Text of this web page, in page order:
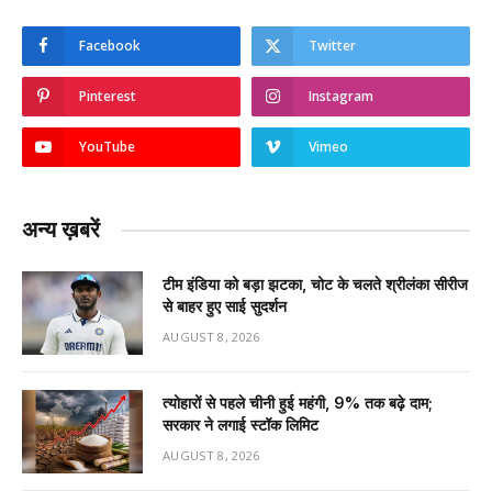
Facebook Twitter
Pinterest Instagram
YouTube Vimeo
अन्य ख़बरें
टीम इंडिया को बड़ा झटका, चोट के चलते श्रीलंका सीरीज
से बाहर हुए साई सुदर्शन
AUGUST 8, 2026
त्योहारों से पहले चीनी हुई महंगी, 9% तक बढ़े दाम;
सरकार ने लगाई स्टॉक लिमिट
AUGUST 8, 2026